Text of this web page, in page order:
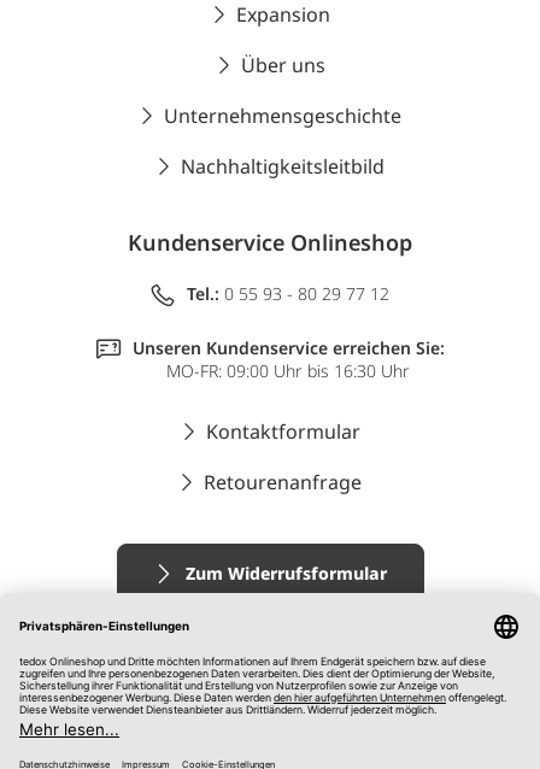
Expansion
Über uns
Unternehmensgeschichte
Nachhaltigkeitsleitbild
Kundenservice Onlineshop
Tel.: 0 55 93 - 80 29 77 12
Unseren Kundenservice erreichen Sie:
MO-FR: 09:00 Uhr bis 16:30 Uhr
Kontaktformular
Retourenanfrage
Zum Widerrufsformular
Impressum
AGB
Datenschutz